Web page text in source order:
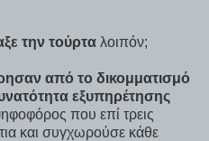
την τούρτα λοιπόν;
από το δικομματισμό
εξυπηρέτησης
που επί τρεις
και συγχωρούσε κάθε